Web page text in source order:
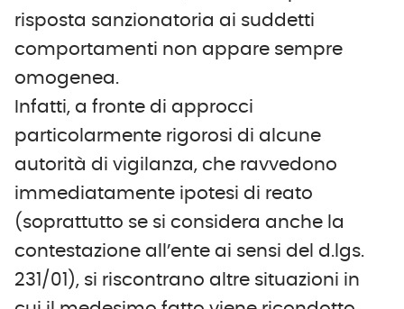
risposta sanzionatoria ai suddetti
comportamenti non appare sempre
omogenea.
Infatti, a fronte di approcci
particolarmente rigorosi di alcune
autorità di vigilanza, che ravvedono
immediatamente ipotesi di reato
(soprattutto se si considera anche la
contestazione all’ente ai sensi del d.lgs.
231/01), si riscontrano altre situazioni in